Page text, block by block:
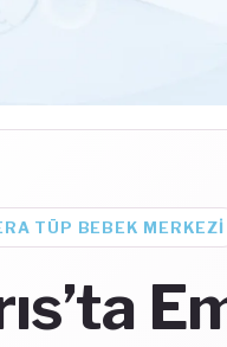
TÜP BEBEK MERKEZI